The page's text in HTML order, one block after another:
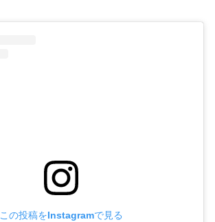
この投稿をInstagramで見る